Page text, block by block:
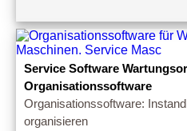
Service Software
Organisationssoftware
Organisationssoftware:
organisieren